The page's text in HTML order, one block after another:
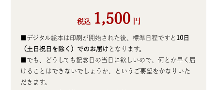
税込 1,500 円
■デジタル絵本は印刷が開始された後、標準日程ですと 10日
（土日祝日を除く）でのお届けとなります。
■でも、どうしても記念日の当日に欲しいので、何とか早く届
けることはできないでしょうか、というご要望をかなりいた
だきます。